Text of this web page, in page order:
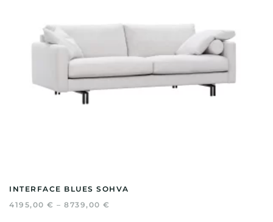
INTERFACE BLUES SOHVA
4195,00 € – 8739,00 €